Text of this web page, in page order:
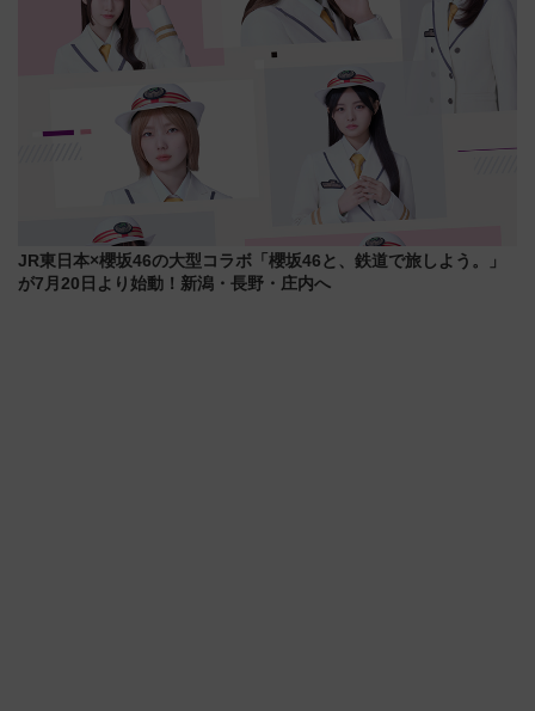
JR東日本×櫻坂46の大型コラボ「櫻坂46と、鉄道で旅しよう。」
が7月20日より始動！新潟・長野・庄内へ